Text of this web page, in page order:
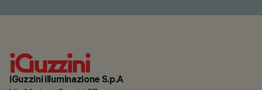
iGuzzini illuminazione S.p.A